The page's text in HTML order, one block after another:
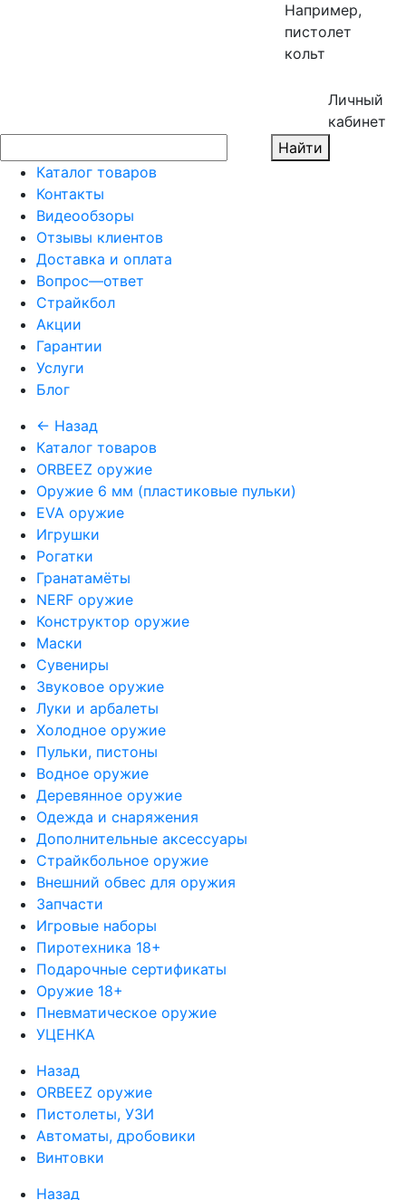
Например,
пистолет
кольт
Личный
кабинет
Найти
Каталог товаров
Контакты
Видеообзоры
Отзывы клиентов
Доставка и оплата
Вопрос—ответ
Страйкбол
Акции
Гарантии
Услуги
Блог
← Назад
Каталог товаров
ORBEEZ оружие
Оружие 6 мм (пластиковые пульки)
EVA оружие
Игрушки
Рогатки
Гранатамёты
NERF оружие
Конструктор оружие
Маски
Сувениры
Звуковое оружие
Луки и арбалеты
Холодное оружие
Пульки, пистоны
Водное оружие
Деревянное оружие
Одежда и снаряжения
Дополнительные аксессуары
Страйкбольное оружие
Внешний обвес для оружия
Запчасти
Игровые наборы
Пиротехника 18+
Подарочные сертификаты
Оружие 18+
Пневматическое оружие
УЦЕНКА
Назад
ORBEEZ оружие
Пистолеты, УЗИ
Автоматы, дробовики
Винтовки
Назад